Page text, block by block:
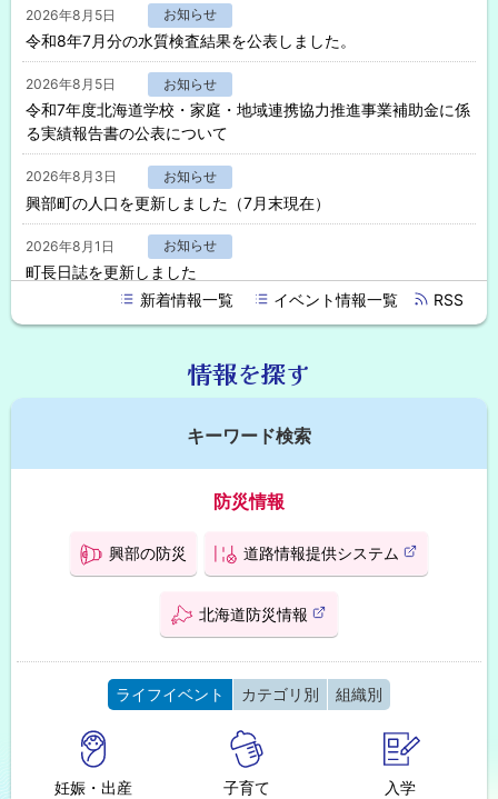
2023年5月1日
令和5年度から固定資産税・軽自動車税・道町民税は、地方税統
一QRコードを利用して町税の納付ができます！！
2026年8月5日 お知らせ
令和8年7月分の水質検査結果を公表しました。
2026年8月5日 お知らせ
令和7年度北海道学校・家庭・地域連携協力推進事業補助金に係
る実績報告書の公表について
2026年8月3日 お知らせ
興部町の人口を更新しました（7月末現在）
2026年8月1日 お知らせ
町長日誌を更新しました
お知らせ
住宅入居者募集のお知らせ
興部町役場事務事業における温室効果ガス排出量（6月分）を掲
2026年7月24日 お知らせ
令和9年度採用 オホーツク管内町村職員採用資格試験【上級】 1
次合格者について
2026年7月21日
新着情報一覧 イベント情報一覧 RSS
情報を探す
キーワード検索
防災情報
興部の防災 道路情報提供システム
外
)
北海道防災情報
外
部
イ
ト
ライフイベント カテゴリ別 組織別
妊娠・出産 子育て 入学